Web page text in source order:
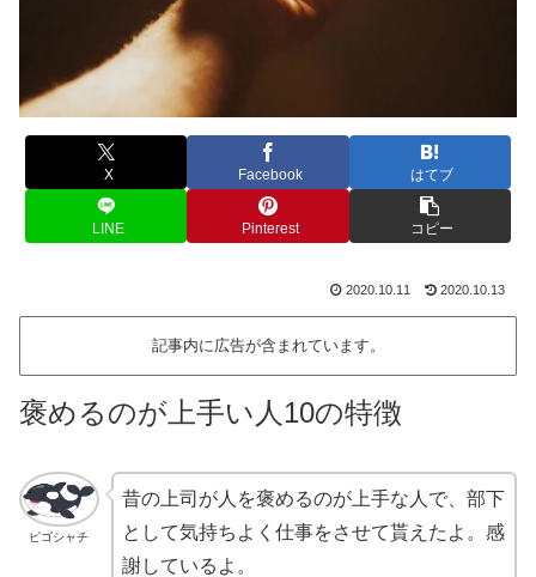
X Facebook はてブ
LINE Pinterest コピー
2020.10.11 2020.10.13
記事内に広告が含まれています。
褒めるのが上手い人10の特徴
ピゴシャチ
昔の上司が人を褒めるのが上手な人で、部下
として気持ちよく仕事をさせて貰えたよ。感
謝しているよ。